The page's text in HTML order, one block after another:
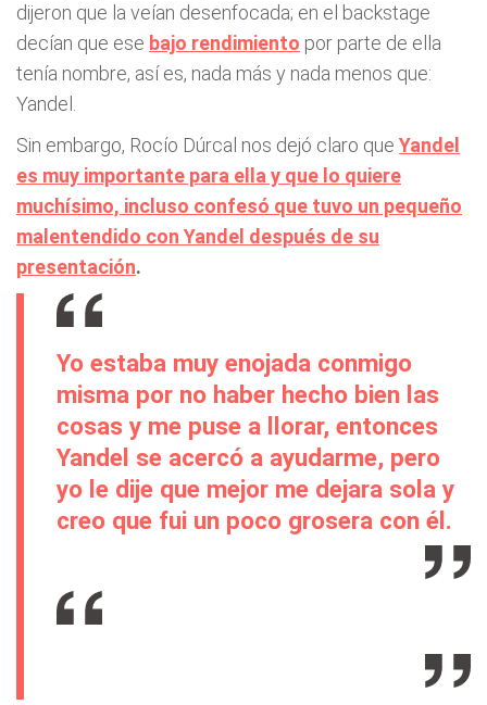
dijeron que la veían desenfocada; en el backstage
decían que ese bajo rendimiento por parte de ella
tenía nombre, así es, nada más y nada menos que:
Yandel.
Sin embargo, Rocío Dúrcal nos dejó claro que Yandel
es muy importante para ella y que lo quiere
muchísimo, incluso confesó que tuvo un pequeño
malentendido con Yandel después de su
presentación.
Yo estaba muy enojada conmigo
misma por no haber hecho bien las
cosas y me puse a llorar, entonces
Yandel se acercó a ayudarme, pero
yo le dije que mejor me dejara sola y
creo que fui un poco grosera con él.